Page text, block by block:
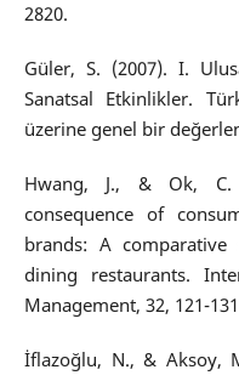
2820.
Güler, S. (2007). I.
Sanatsal Etkinlikler.
üzerine genel bir
Hwang, J., & Ok, C.
consequence of
brands: A
dining restaurants.
Management, 32, 121-
İflazoğlu, N., & Aksoy,